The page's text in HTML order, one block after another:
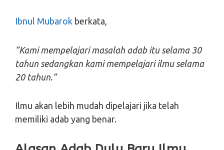
Ibnul Mubarok berkata,
“Kami mempelajari masalah adab itu selama 30
tahun sedangkan kami mempelajari ilmu selama
20 tahun.”
Ilmu akan lebih mudah dipelajari jika telah
memiliki adab yang benar.